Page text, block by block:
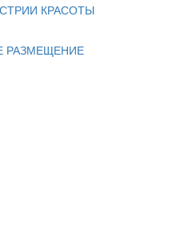
КРАСОТЫ
РАЗМЕЩЕНИЕ